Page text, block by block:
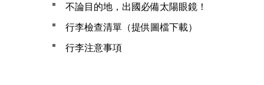
不論目的地，出國必備太陽眼鏡！
行李檢查清單（提供圖檔下載）
行李注意事項